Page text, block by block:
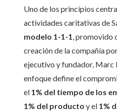
Uno de los principios
actividades caritativas de
modelo 1-1-1 , promovido
creación de la compañía
ejecutivo y fundador, Marc
enfoque define el
el 1% del tiempo de los
1% del producto y el 1%